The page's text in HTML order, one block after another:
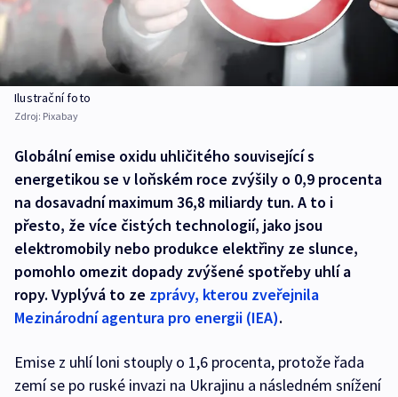
Ilustrační foto
Zdroj: Pixabay
Globální emise oxidu uhličitého související s
energetikou se v loňském roce zvýšily o 0,9 procenta
na dosavadní maximum 36,8 miliardy tun. A to i
přesto, že více čistých technologií, jako jsou
elektromobily nebo produkce elektřiny ze slunce,
pomohlo omezit dopady zvýšené spotřeby uhlí a
ropy. Vyplývá to ze zprávy, kterou zveřejnila
Mezinárodní agentura pro energii (IEA).
Emise z uhlí loni stouply o 1,6 procenta, protože řada
zemí se po ruské invazi na Ukrajinu a následném snížení